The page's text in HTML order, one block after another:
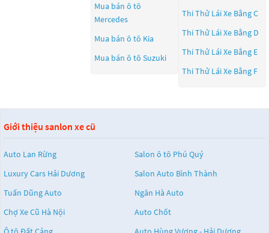
Mua bán ô tô
Mercedes
Mua bán ô tô Kia
Mua bán ô tô Suzuki
Thi Thử Lái Xe Bằng C
Thi Thử Lái Xe Bằng D
Thi Thử Lái Xe Bằng E
Thi Thử Lái Xe Bằng F
Giới thiệu sanlon xe cũ
Auto Lan Rừng
Salon ô tô Phú Quý
Luxury Cars Hải Dương
Salon Auto Bình Thành
Tuấn Dũng Auto
Ngân Hà Auto
Chợ Xe Cũ Hà Nội
Auto Chốt